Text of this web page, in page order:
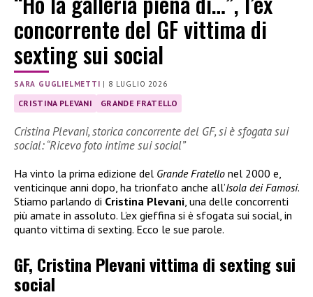
concorrente del GF vittima di
sexting sui social
SARA GUGLIELMETTI | 8 LUGLIO 2026
CRISTINA PLEVANI GRANDE FRATELLO
Cristina Plevani, storica concorrente del GF, si è sfogata sui
social: “Ricevo foto intime sui social”
Ha vinto la prima edizione del Grande Fratello nel 2000 e,
venticinque anni dopo, ha trionfato anche all’Isola dei Famosi.
Stiamo parlando di Cristina Plevani , una delle concorrenti
più amate in assoluto. L’ex gieffina si è sfogata sui social, in
quanto vittima di sexting. Ecco le sue parole.
GF, Cristina Plevani vittima di sexting sui
social